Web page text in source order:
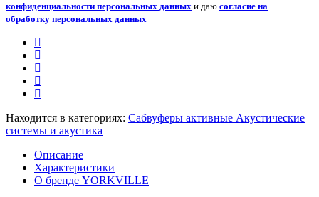
конфиденциальности персональных данных и даю согласие на
обработку персональных данных
Находится в категориях: Сабвуферы активные Акустические
системы и акустика
Описание
Характеристики
О бренде YORKVILLE